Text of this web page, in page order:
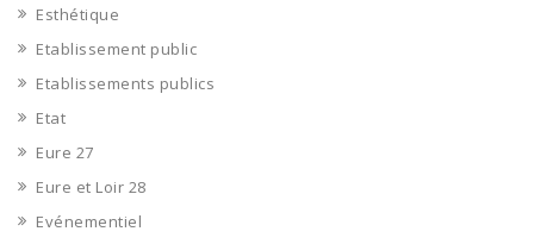
Esthétique
Etablissement public
Etablissements publics
Etat
Eure 27
Eure et Loir 28
Evénementiel